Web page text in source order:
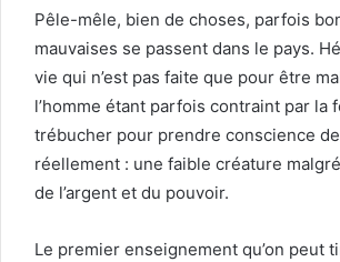
Pêle-mêle, bien de choses, parfois
mauvaises se passent dans le pays.
vie qui n’est pas faite que pour être
l’homme étant parfois contraint par la
trébucher pour prendre conscience de
réellement : une faible créature
de l’argent et du pouvoir.
Le premier enseignement qu’on peut